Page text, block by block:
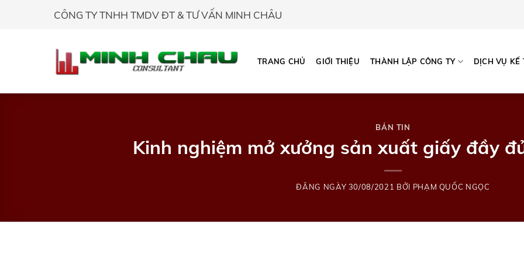
CÔNG TY TNHH TMDV ĐT & TƯ VẤN MINH CHÂU
TRANG CHỦ GIỚI THIỆU THÀNH LẬP CÔNG TY DỊCH VỤ KẾ
BẢN TIN
Kinh nghiệm mở xưởng sản xuất giấy đầy
ĐĂNG NGÀY 30/08/2021 BỞI PHẠM QUỐC NGỌC